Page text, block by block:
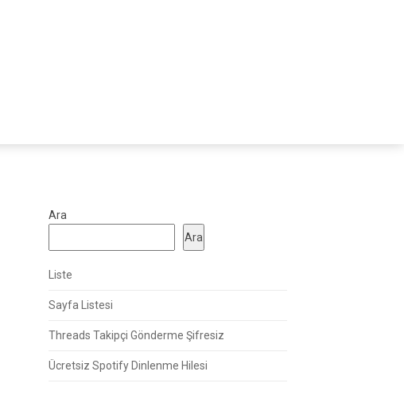
Ara
Ara
Liste
Sayfa Listesi
Threads Takipçi Gönderme Şifresiz
Ücretsiz Spotify Dinlenme Hilesi